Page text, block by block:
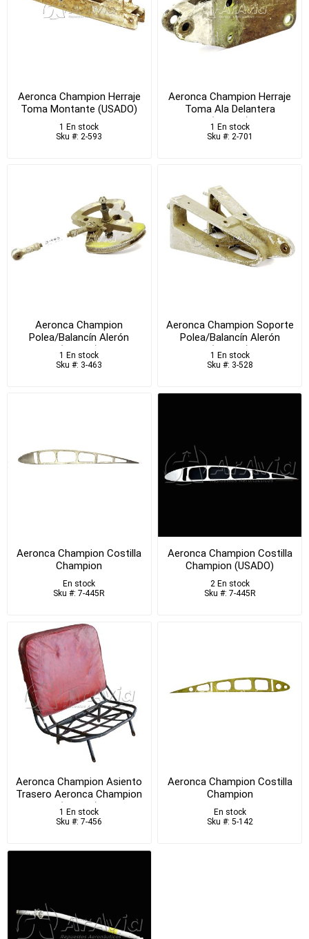
Aeronca Champion Herraje
Toma Montante (USADO)
1 En stock
Sku #: 2-593
Aeronca Champion Herraje
Toma Ala Delantera
(USADO)
1 En stock
Sku #: 2-701
Aeronca Champion
Polea/Balancín Alerón
(USADO)
1 En stock
Sku #: 3-463
Aeronca Champion Soporte
Polea/Balancín Alerón
(USADO)
1 En stock
Sku #: 3-528
Aeronca Champion Costilla
Champion
En stock
Sku #: 7-445R
Aeronca Champion Costilla
Champion (USADO)
2 En stock
Sku #: 7-445R
Aeronca Champion Asiento
Trasero Aeronca Champion
(USADO)
1 En stock
Sku #: 7-456
Aeronca Champion Costilla
Champion
En stock
Sku #: 5-142